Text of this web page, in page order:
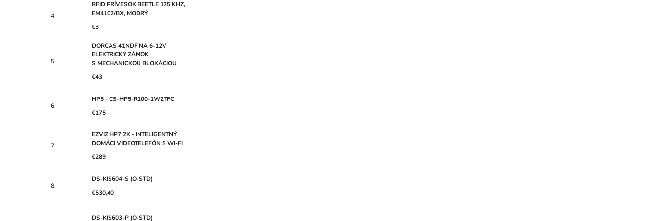
RFID PRÍVESOK BEETLE 125 KHZ,
EM4102/BX, MODRÝ
€3
DORCAS 41NDF NA 6-12V
ELEKTRICKÝ ZÁMOK
S MECHANICKOU BLOKÁCIOU
€43
HP5 - CS-HP5-R100-1W2TFC
€175
EZVIZ HP7 2K - INTELIGENTNÝ
DOMÁCI VIDEOTELEFÓN S WI-FI
€289
DS-KIS604-S (O-STD)
€530,40
DS-KIS603-P (O-STD)